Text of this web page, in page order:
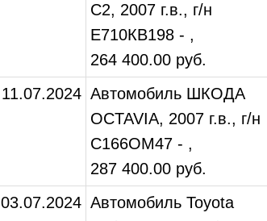
С2, 2007 г.в., г/н
Е710КВ198 - ,
264 400.00 руб.
11.07.2024 Автомобиль ШКОДА
OCTAVIA, 2007 г.в., г/н
С166ОМ47 - ,
287 400.00 руб.
03.07.2024 Автомобиль Toyota